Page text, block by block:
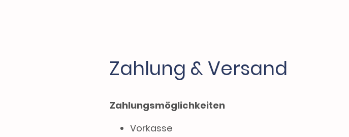
Zahlung & Versand
Zahlungsmöglichkeiten
Vorkasse